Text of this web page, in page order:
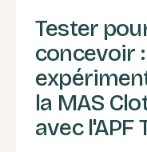
Tester
concevoir
la MAS
avec l'APF